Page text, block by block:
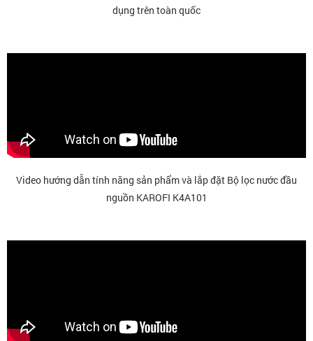
dụng trên toàn quốc
Video hướng dẫn tính năng sản phẩm và lắp đặt Bộ lọc nước đầu
nguồn KAROFI K4A101